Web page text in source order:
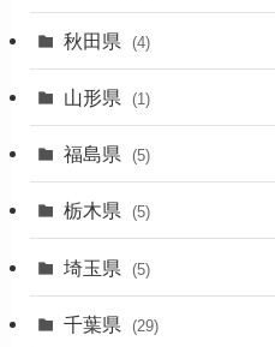
(1)
(1)
(1)
(3)
秋田県 (4)
山形県 (1)
福島県 (5)
栃木県 (5)
埼玉県 (5)
千葉県 (29)